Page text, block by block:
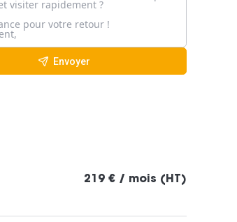
Envoyer
219 € / mois (HT)